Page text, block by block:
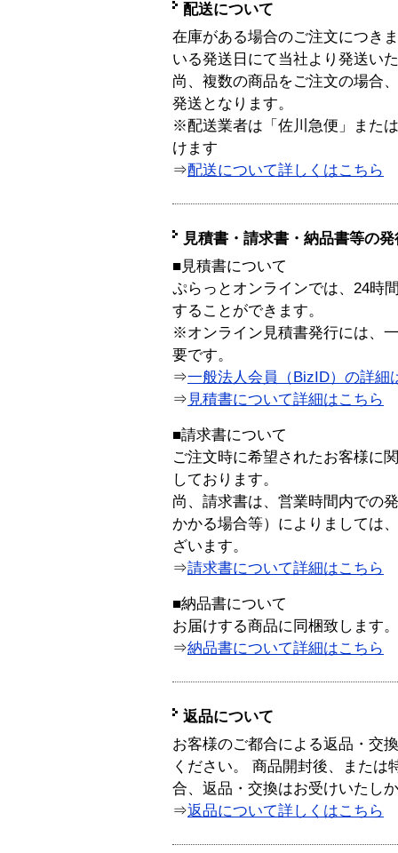
配送について
在庫がある場合のご注文につき
いる発送日にて当社より発送い
尚、複数の商品をご注文の場合
発送となります。
※配送業者は「佐川急便」また
けます
⇒配送について詳しくはこちら
見積書・請求書・納品書等の
■見積書について
ぷらっとオンラインでは、24時
することができます。
※オンライン見積書発行には、
要です。
⇒一般法人会員（BizID）の詳細
⇒ 見積書について詳細はこちら
■請求書について
ご注文時に希望されたお客様に
しております。
尚、請求書は、営業時間内での
かかる場合等）によりましては
ざいます。
⇒請求書について詳細はこちら
■納品書について
お届けする商品に同梱致します。
⇒納品書について詳細はこちら
返品について
お客様のご都合による返品・交
ください。 商品開封後、または
合、返品・交換はお受けいたし
⇒返品について詳しくはこちら